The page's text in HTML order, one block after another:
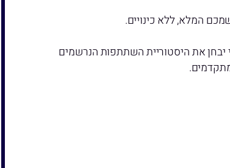
המלא, ללא כינויים.
יבחן את היסטוריית השתתפות הנרשמים